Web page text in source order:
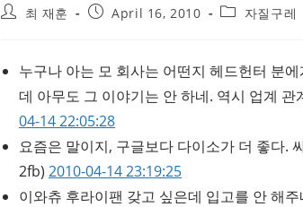
Post최 재훈
PostApril 16, 2010
Post자질구레
누구나 아는 모 회사는 어떤지 헤드헌터 분
데 아무도 그 이야기는 안 하네. 역시 업계 관
04-14 22:05:28
요즘은 말이지, 구글보다 다이소가 더 좋다.
2fb) 2010-04-14 23:19:25
이와츄 후라이팬 갖고 싶은데 입고를 안 해